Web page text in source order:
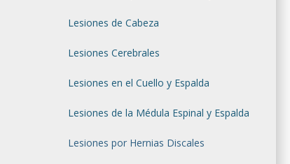
Lesiones de Cabeza
Lesiones Cerebrales
Lesiones en el Cuello y Espalda
Lesiones de la Médula Espinal y Espalda
Lesiones por Hernias Discales